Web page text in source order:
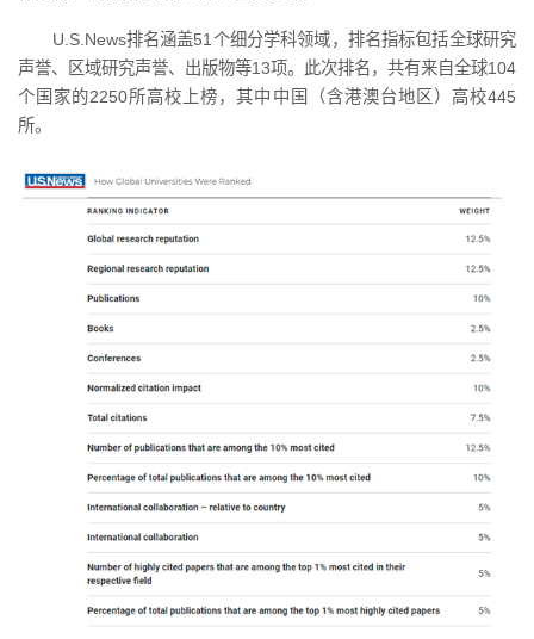
U.S.News排名涵盖51个细分学科领域，排名指标包括全球研究
声誉、区域研究声誉、出版物等13项。此次排名，共有来自全球104
个国家的2250所高校上榜，其中中国（含港澳台地区）高校445
所。